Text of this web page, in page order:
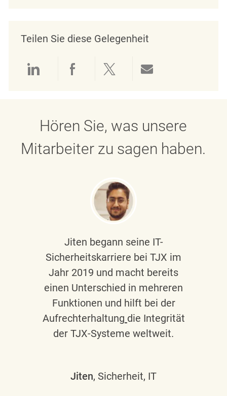
Teilen Sie diese Gelegenheit
Über LinkedIn teilen
Über Facebook teilen
Über Twitter teilen
Hören Sie, was unsere
Mitarbeiter zu sagen haben.
Jiten begann seine IT-
Sicherheitskarriere bei TJX im
Jahr 2019 und macht bereits
einen Unterschied in mehreren
Funktionen und hilft bei der
Aufrechterhaltung die Integrität
der TJX-Systeme weltweit.
Jiten, Sicherheit, IT